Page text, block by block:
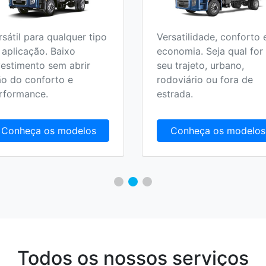
para qualquer tipo
Baixo
sem abrir
do conforto e
Conheça os modelos
Versatilidade, conforto
economia. Seja qual for
seu trajeto, urbano,
rodoviário ou fora de
estrada.
Conheça os modelos
Todos os nossos serviços